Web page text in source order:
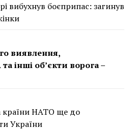
вибухнув боєприпас: загинув
виявлення,
інші об’єкти ворога –
країни НАТО ще до
України